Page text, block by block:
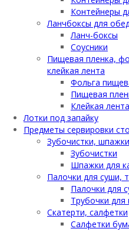
Контейнеры
Ланчбоксы для
Ланч-боксы
Соусники
Пищевая пленка,
клейкая лента
Фольга
Пищевая
Клейкая лента
Лотки под запайку
Предметы сервировки
Зубочистки, шпажки
Зубочистки
Шпажки для
Палочки для суши,
Палочки для
Трубочки для
Скатерти, салфетки
Салфетки